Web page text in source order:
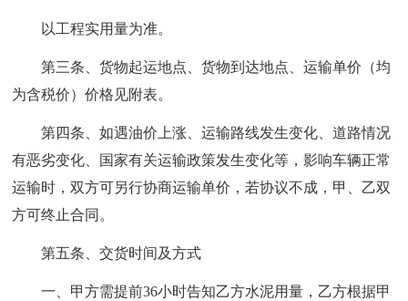
以工程实用量为准。
第三条、货物起运地点、货物到达地点、运输单价（均
为含税价）价格见附表。
第四条、如遇油价上涨、运输路线发生变化、道路情况
有恶劣变化、国家有关运输政策发生变化等，影响车辆正常
运输时，双方可另行协商运输单价，若协议不成，甲、乙双
方可终止合同。
第五条、交货时间及方式
一、甲方需提前36小时告知乙方水泥用量，乙方根据甲